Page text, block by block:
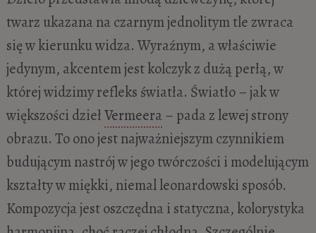
twarz ukazana na czarnym jednolitym tle zwraca
się w kierunku widza. Wyraźnym, a właściwie
jedynym, akcentem jest kolczyk z dużą perłą, w
której widzimy refleks światła. Światło – jak w
większości dziełVermeera– pada z lewej strony
obrazu. To ono jest najważniejszym czynnikiem
budującym nastrój w jego twórczości i modelującym
kształty w miękki, niemal leonardowski sposób.
Kompozycja jest oszczędna i statyczna, kolorystyka